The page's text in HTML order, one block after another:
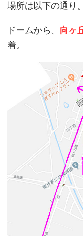
場所は以下の通り。
ドームから、 向ヶ
着。